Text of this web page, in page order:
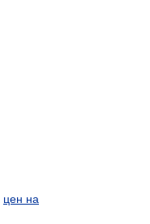
цен на